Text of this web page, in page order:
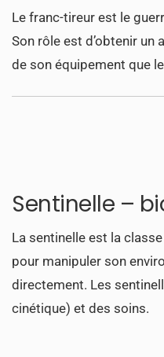
Le franc-tireur est le
Son rôle est d’obtenir
de son équipement que
Sentinelle –
La sentinelle est la
pour manipuler son
directement. Les
cinétique) et des soins.